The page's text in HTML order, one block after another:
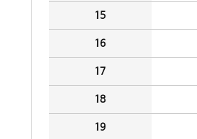
15
16
17
18
19